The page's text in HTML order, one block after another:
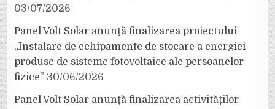
03/07/2026
Panel Volt Solar anunță finalizarea proiectului
„Instalare de echipamente de stocare a energiei
produse de sisteme fotovoltaice ale persoanelor
fizice” 30/06/2026
Panel Volt Solar anunță finalizarea activităților